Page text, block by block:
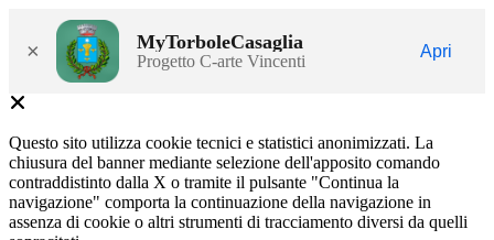
× MyTorboleCasaglia
Progetto C-arte Vincenti
Apri
Questo sito utilizza cookie tecnici e statistici anonimizzati. La
chiusura del banner mediante selezione dell'apposito comando
contraddistinto dalla X o tramite il pulsante "Continua la
navigazione" comporta la continuazione della navigazione in
assenza di cookie o altri strumenti di tracciamento diversi da quelli